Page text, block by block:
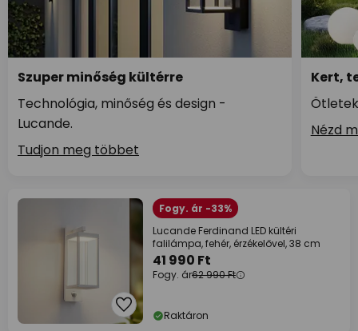
Szuper minőség kültérre
Technológia, minőség és design -
Lucande.
Tudjon meg többet
Kert,
Nézd
Fogy. ár -33%
Lucande Ferdinand LED kültéri
falilámpa, fehér, érzékelővel, 38 cm
41 990 Ft
Fogy. ár62 990 Ft
Raktáron